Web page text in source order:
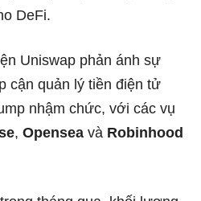
DeFi.
Uniswap phản ánh sự
cận quản lý tiền điện tử
nhậm chức, với các vụ
, Opensea và Robinhood